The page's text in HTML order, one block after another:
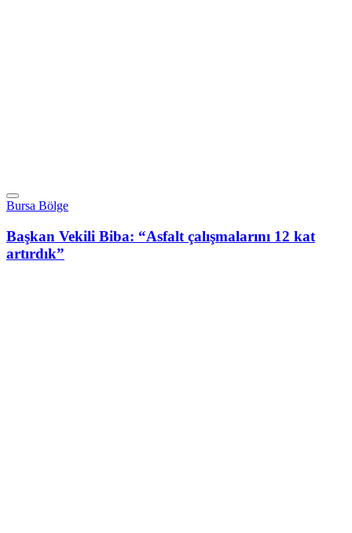
Bursa Bölge
Başkan Vekili Biba: “Asfalt çalışmalarını 12 kat
artırdık”